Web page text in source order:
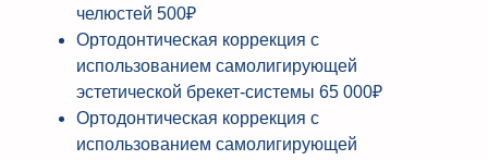
челюстей 500₽
Ортодонтическая коррекция с
использованием самолигирующей
эстетической брекет-системы 65 000₽
Ортодонтическая коррекция с
использованием самолигирующей